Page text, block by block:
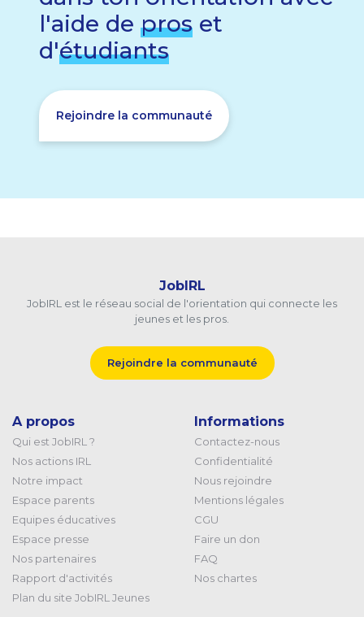
l'aide de pros et
d'étudiants
Rejoindre la communauté
JobIRL
JobIRL est le réseau social de l'orientation qui connecte les
jeunes et les pros.
Rejoindre la communauté
A propos
Qui est JobIRL ?
Nos actions IRL
Notre impact
Espace parents
Equipes éducatives
Espace presse
Nos partenaires
Rapport d'activités
Plan du site JobIRL Jeunes
Informations
Contactez-nous
Confidentialité
Nous rejoindre
Mentions légales
CGU
Faire un don
FAQ
Nos chartes